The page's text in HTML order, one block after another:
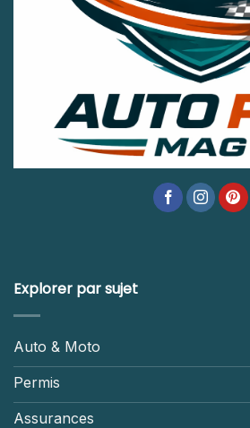
Explorer par sujet
Auto & Moto
Permis
Assurances